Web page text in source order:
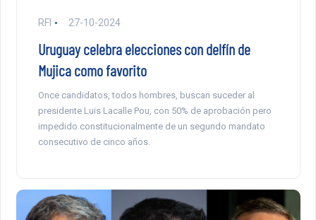
RFI 27-10-2024
Uruguay celebra elecciones con delfín de
Mujica como favorito
Once candidatos, todos hombres, buscan suceder al
presidente Luis Lacalle Pou, con 50% de aprobación pero
impedido constitucionalmente de un segundo mandato
consecutivo de cinco años.